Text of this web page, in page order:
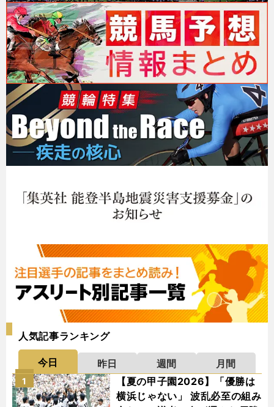
人気記事ランキング
今日 昨日 週間
月間
【夏の甲子園2026】「優勝は
横浜じゃない」 波乱必至の組み
1